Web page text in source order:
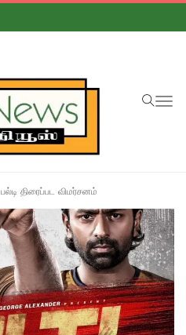
பல்டி திரைப்பட விமர்சனம்